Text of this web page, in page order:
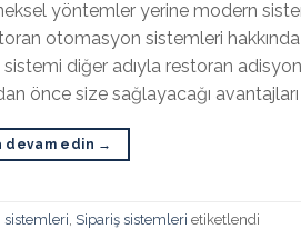
yöntemler yerine modern
otomasyon sistemleri
diğer adıyla restoran
önce size sağlayacağı
devam edin →
sistemleri, Sipariş sistemleri etiketlendi